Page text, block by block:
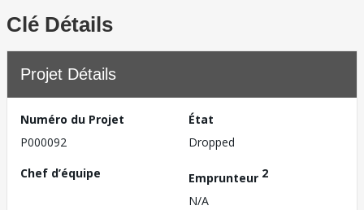
Clé Détails
Projet Détails
Numéro du Projet
P000092
État
Dropped
Chef d’équipe
Emprunteur 2
N/A